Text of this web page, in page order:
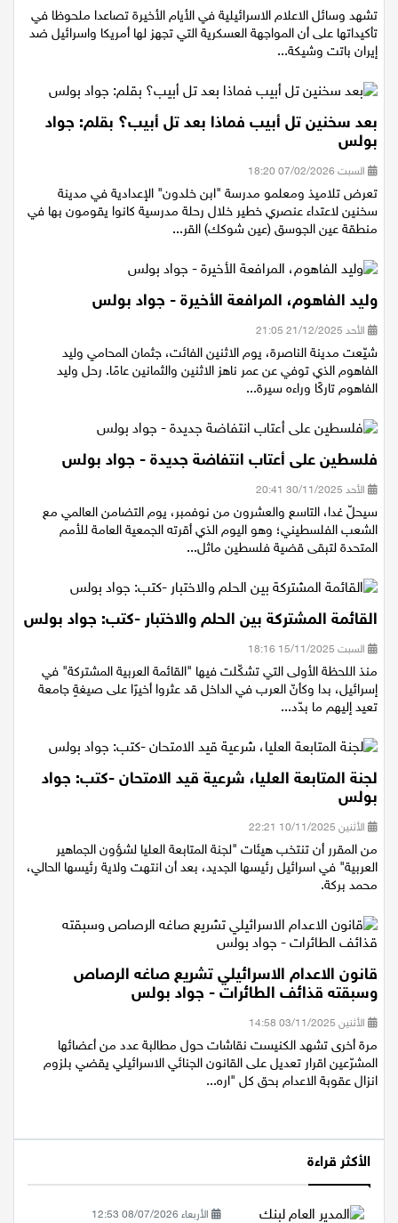
تشهد وسائل الاعلام الاسرائيلية في الأيام الأخيرة تصاعدا ملحوظا في
تأكيداتها على أن المواجهة العسكرية التي تجهز لها أمريكا واسرائيل ضد
إيران باتت وشيكة...
بعد سخنين تل أبيب فماذا بعد تل أبيب؟ بقلم: جواد
بولس
السبت 07/02/2026 18:20
تعرض تلاميذ ومعلمو مدرسة "ابن خلدون" الإعدادية في مدينة
سخنين لاعتداء عنصري خطير خلال رحلة مدرسية كانوا يقومون بها في
منطقة عين الجوسق (عين شوكك) القر...
وليد الفاهوم، المرافعة الأخيرة - جواد بولس
الأحد 21/12/2025 21:05
شيّعت مدينة الناصرة، يوم الاثنين الفائت، جثمان المحامي وليد
الفاهوم الذي توفي عن عمر ناهز الاثنين والثمانين عامًا. رحل وليد
الفاهوم تاركًا وراءه سيرة...
فلسطين على أعتاب انتفاضة جديدة - جواد بولس
الأحد 30/11/2025 20:41
سيحلّ غدا، التاسع والعشرون من نوفمبر، يوم التضامن العالمي مع
الشعب الفلسطيني؛ وهو اليوم الذي أقرته الجمعية العامة للأمم
المتحدة لتبقى قضية فلسطين ماثل...
القائمة المشتركة بين الحلم والاختبار -كتب: جواد بولس
السبت 15/11/2025 18:16
منذ اللحظة الأولى التي تشكّلت فيها "القائمة العربية المشتركة" في
إسرائيل، بدا وكأنّ العرب في الداخل قد عثروا أخيرًا على صيغةٍ جامعة
تعيد إليهم ما بدّد...
لجنة المتابعة العليا، شرعية قيد الامتحان -كتب: جواد
بولس
الأثنين 10/11/2025 22:21
من المقرر أن تنتخب هيئات "لجنة المتابعة العليا لشؤون الجماهير
العربية" في اسرائيل رئيسها الجديد، بعد أن انتهت ولاية رئيسها الحالي،
محمد بركة.
قانون الاعدام الاسرائيلي تشريع صاغه الرصاص
وسبقته قذائف الطائرات - جواد بولس
الأثنين 03/11/2025 14:58
مرة أخرى تشهد الكنيست نقاشات حول مطالبة عدد من أعضائها
المشرّعين اقرار تعديل على القانون الجنائي الاسرائيلي يقضي بلزوم
انزال عقوبة الاعدام بحق كل "اره...
الأكثر قراءة
الأربعاء 08/07/2026 12:53